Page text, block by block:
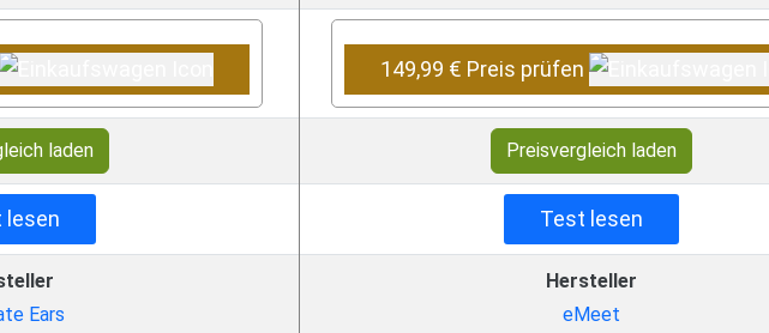
149,99 € Preis prüfen
laden Preisvergleich laden
lesen Test lesen
Ears
Hersteller
eMeet